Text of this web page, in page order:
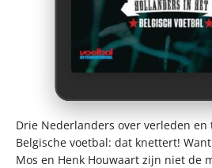
Drie Nederlanders over verleden en
Belgische voetbal: dat knettert!
Mos en Henk Houwaart zijn niet de